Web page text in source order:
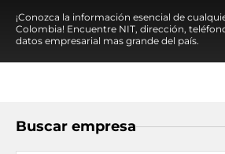
¡Conozca la información esencial de
Colombia! Encuentre NIT, dirección,
datos empresarial mas grande del país.
Buscar empresa